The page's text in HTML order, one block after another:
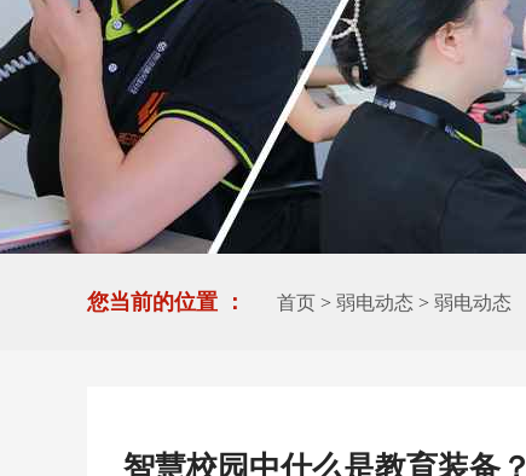
您当前的位置 ： 首页 > 弱电动态 > 弱电动态
智慧校园中什么是教育装备？